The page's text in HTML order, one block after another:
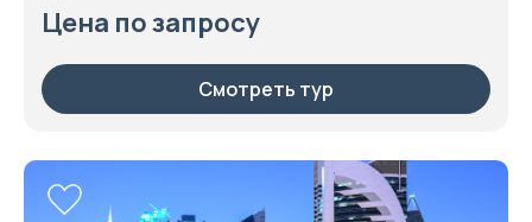
Цена по запросу
Смотреть тур